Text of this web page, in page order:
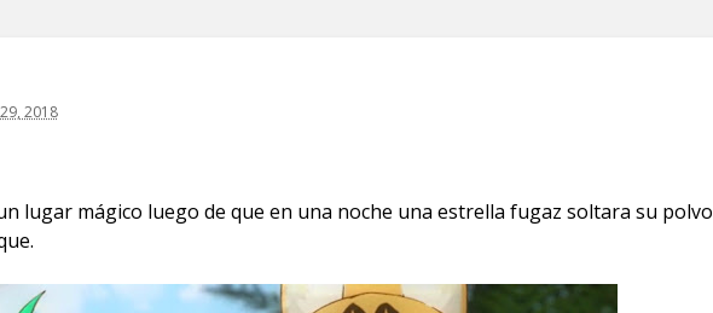
2018
lugar mágico luego de que en una noche una estrella fugaz soltara su polvo